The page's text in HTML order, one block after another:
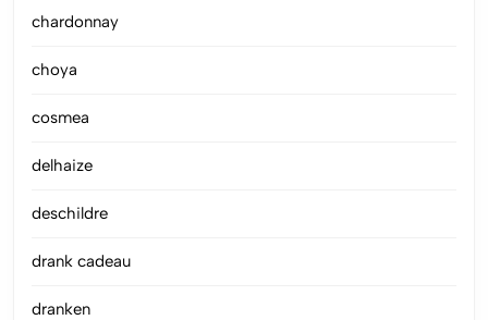
chardonnay
choya
cosmea
delhaize
deschildre
drank cadeau
dranken